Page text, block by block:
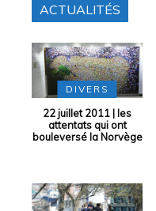
ACTUALITÉS
DIVERS
22 juillet 2011 | les
attentats qui ont
bouleversé la Norvège